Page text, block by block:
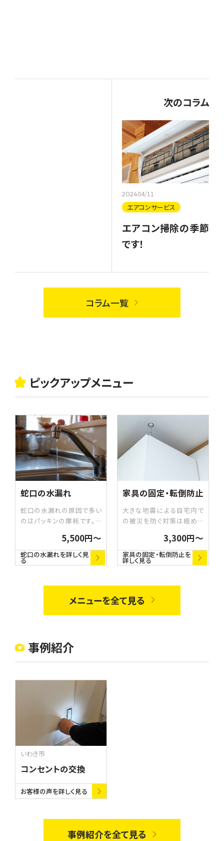
次のコラム
202404/11
エアコンサービス
エアコン掃除の季節
です！
コラム一覧
ピックアップメニュー
蛇口の水漏れ
蛇口の水漏れの原因で多い
のはパッキンの摩耗です。パ
違うものがたくさんあります。
どの部分から水漏れしている
かを確認し、修理・交換いた
5,500円〜
蛇口の水漏れを詳しく見
る
家具の固定・転倒防止
大きな地震による自宅内で
の被災を防ぐ対策は極めて
集まるリビングなど、家のな
かに潜む危険を取り除くこと
は命を守るためにとても大切
や、自宅の危険箇所の修繕・
固定などで、災害に強い住ま
い空間を作るお手伝いをいた
します。
3,300円〜
家具の固定・転倒防止を
詳しく見る
メニューを全て見る
事例紹介
コンセントの交換
いわき市
お客様の声を詳しく見る
事例紹介を全て見る